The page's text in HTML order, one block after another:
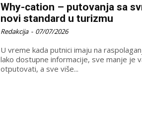
Why-cation – putovanja sa
novi standard u turizmu
Redakcija - 07/07/2026
U vreme kada putnici imaju na
lako dostupne informacije, sve manje je
otputovati, a sve više...